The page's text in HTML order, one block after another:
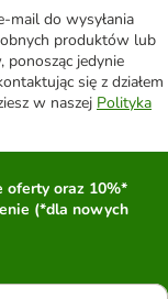
mail do wysyłania
produktów lub
ponosząc jedynie
się z działem
w naszej Polityka
oferty oraz 10%*
(*dla nowych